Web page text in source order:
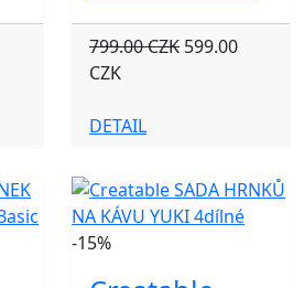
799.00 CZK 599.00
CZK
DETAIL
-15%